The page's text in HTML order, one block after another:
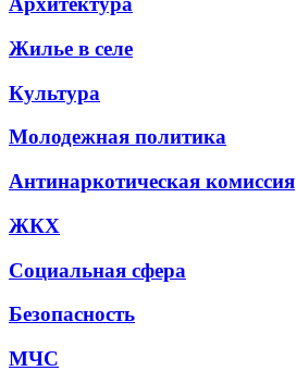
Жилье в селе
Культура
Молодежная политика
Антинаркотическая комиссия
ЖКХ
Социальная сфера
Безопасность
МЧС